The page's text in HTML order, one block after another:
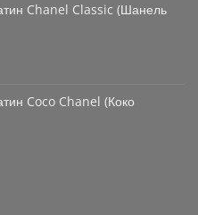
Chanel Classic (Шанель
Coco Chanel (Коко